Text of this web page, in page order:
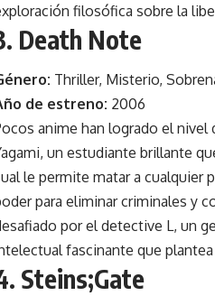
filosófica sobre la
Death Note
Thriller, Misterio,
de estreno: 2006
anime han logrado el nivel
un estudiante brillante
le permite matar a cualquier
para eliminar criminales y
por el detective L, un
fascinante que
Steins;Gate